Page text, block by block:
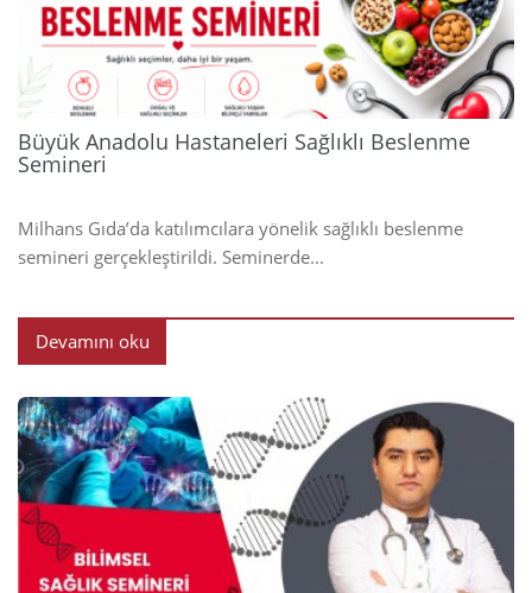
2024
Büyük Anadolu Hastaneleri Sağlıklı Beslenme
Semineri
Milhans Gıda’da katılımcılara yönelik sağlıklı beslenme
semineri gerçekleştirildi. Seminerde...
Devamını oku